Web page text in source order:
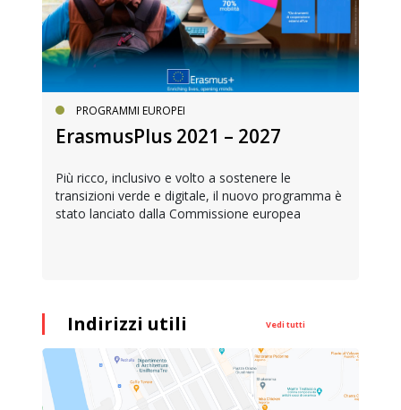
PROGRAMMI EUROPEI
ErasmusPlus 2021 – 2027
Più ricco, inclusivo e volto a sostenere le
transizioni verde e digitale, il nuovo programma è
stato lanciato dalla Commissione europea
Indirizzi utili Vedi tutti